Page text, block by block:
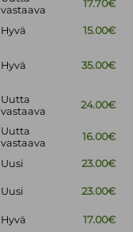
vastaava
17.70€
Hyvä
15.00€
Hyvä 35.00€
Uutta
vastaava
24.00€
Uutta
vastaava
16.00€
Uusi
23.00€
Uusi 23.00€
Hyvä 17.00€